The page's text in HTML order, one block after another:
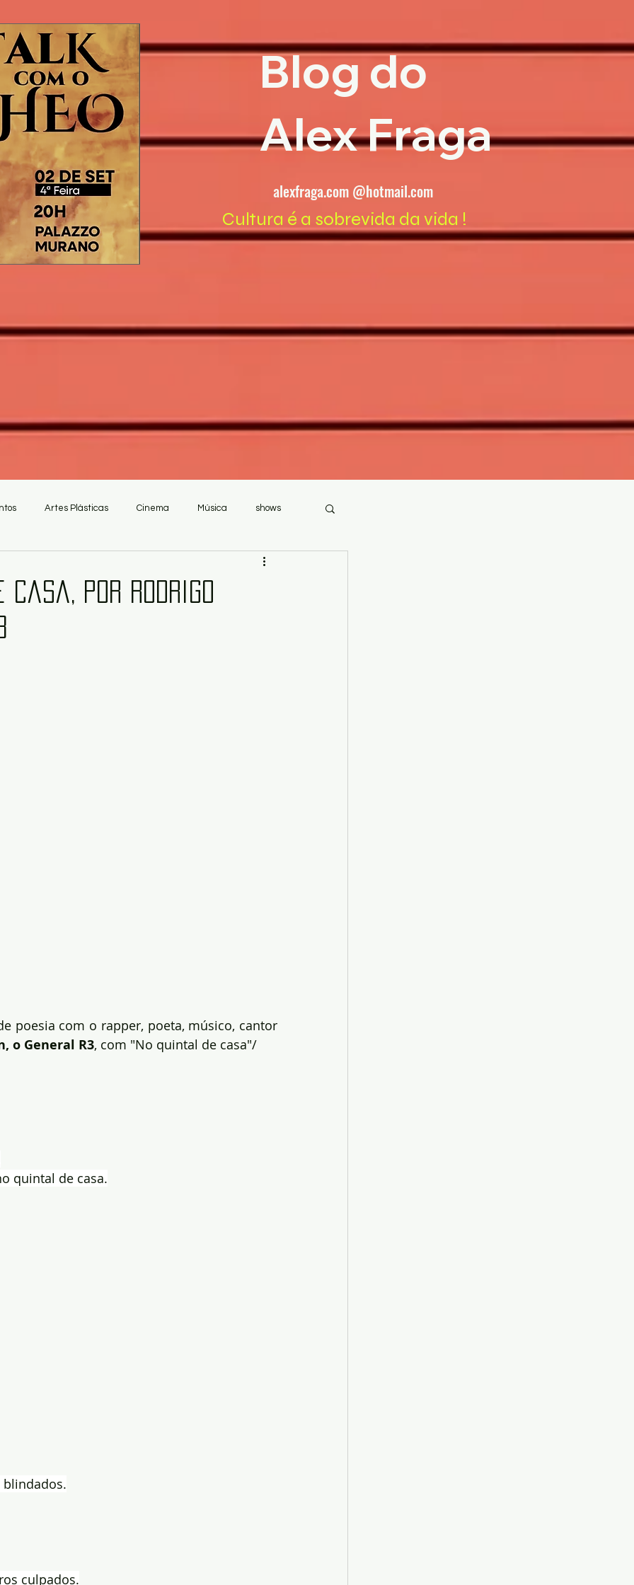
Blog do
Alex Fraga
alexfraga.com @hotmail.com
Cultura é a sobrevida da vida !
Artes Plásticas Cinema Música shows
por Rodrigo
poesia com o rapper, poeta, músico, cantor
o General R3, com "No quintal de casa"/
quintal de casa.
blindados.
culpados.